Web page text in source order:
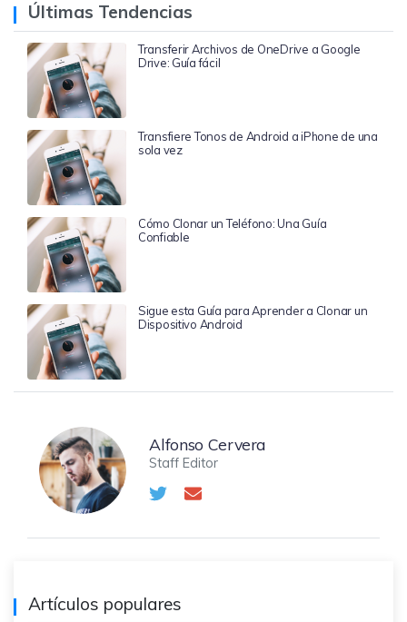
Últimas Tendencias
Transferir Archivos de OneDrive a Google
Drive: Guía fácil
Transfiere Tonos de Android a iPhone de una
sola vez
Cómo Clonar un Teléfono: Una Guía
Confiable
Sigue esta Guía para Aprender a Clonar un
Dispositivo Android
Alfonso Cervera
Staff Editor
Artículos populares